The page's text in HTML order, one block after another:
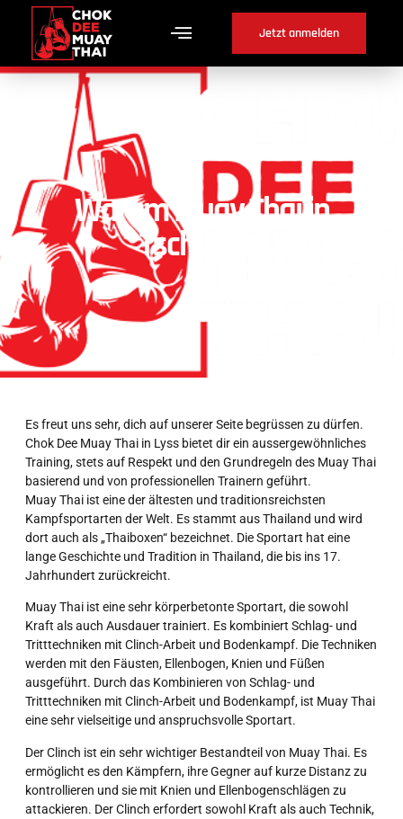
Jetzt anmelden
Warum Muay Thai in
Tschugg ?
Es freut uns sehr, dich auf unserer Seite begrüssen zu dürfen.
Chok Dee Muay Thai in Lyss bietet dir ein aussergewöhnliches
Training, stets auf Respekt und den Grundregeln des Muay Thai
basierend und von professionellen Trainern geführt.
Muay Thai ist eine der ältesten und traditionsreichsten
Kampfsportarten der Welt. Es stammt aus Thailand und wird
dort auch als „Thaiboxen“ bezeichnet. Die Sportart hat eine
lange Geschichte und Tradition in Thailand, die bis ins 17.
Jahrhundert zurückreicht.
Muay Thai ist eine sehr körperbetonte Sportart, die sowohl
Kraft als auch Ausdauer trainiert. Es kombiniert Schlag- und
Tritttechniken mit Clinch-Arbeit und Bodenkampf. Die Techniken
werden mit den Fäusten, Ellenbogen, Knien und Füßen
ausgeführt. Durch das Kombinieren von Schlag- und
Tritttechniken mit Clinch-Arbeit und Bodenkampf, ist Muay Thai
eine sehr vielseitige und anspruchsvolle Sportart.
Der Clinch ist ein sehr wichtiger Bestandteil von Muay Thai. Es
ermöglicht es den Kämpfern, ihre Gegner auf kurze Distanz zu
kontrollieren und sie mit Knien und Ellenbogenschlägen zu
attackieren. Der Clinch erfordert sowohl Kraft als auch Technik,